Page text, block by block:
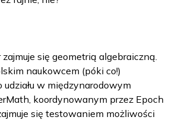
się geometrią algebraiczną.
naukowcem (póki co!)
udziału w międzynarodowym
koordynowanym przez Epoch
się testowaniem możliwości